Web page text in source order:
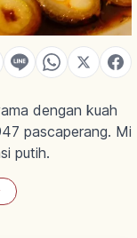
dengan kuah
pascaperang. Mi
putih.